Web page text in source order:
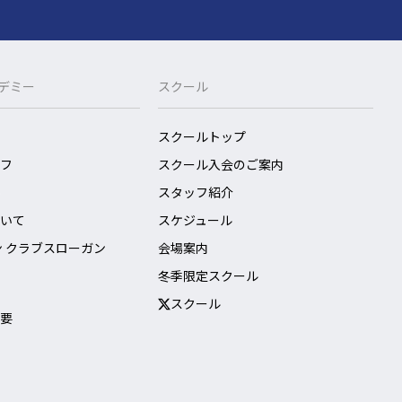
ミー
て
クラブスローガン
スクール
スクールトップ
スクール入会のご案内
スタッフ紹介
スケジュール
会場案内
冬季限定スクール
スクール